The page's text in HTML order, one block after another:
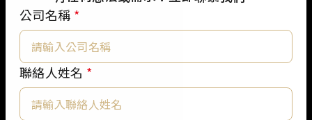
公司名稱 *
聯絡人姓名 *